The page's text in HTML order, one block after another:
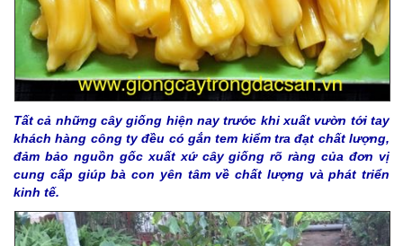
Tất cả những cây giống hiện nay trước khi xuất vườn tới tay
khách hàng công ty đều có gắn tem kiểm tra đạt chất lượng,
đảm bảo nguồn gốc xuất xứ cây giống rõ ràng của đơn vị
cung cấp giúp bà con yên tâm về chất lượng và phát triển
kinh tế.